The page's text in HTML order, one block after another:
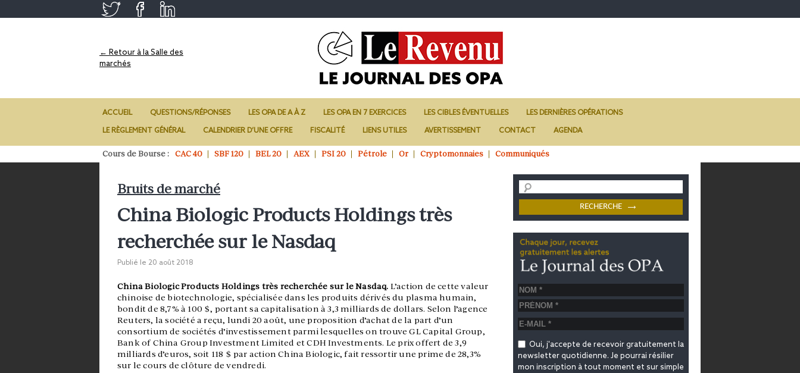
← Retour à la Salle des
marchés
ACCUEIL QUESTIONS/RÉPONSES LES OPA DE A À Z LES OPA EN 7 EXERCICES LES CIBLES ÉVENTUELLES LES DERNIÈRES OPÉRATIONS
LE RÈGLEMENT GÉNÉRAL CALENDRIER D’UNE OFFRE FISCALITÉ LIENS UTILES AVERTISSEMENT CONTACT AGENDA
Cours de Bourse : CAC 40 SBF 120 BEL 20 AEX PSI 20 Pétrole Or Cryptomonnaies Communiqués
Bruits de marché
China Biologic Products Holdings très
recherchée sur le Nasdaq
Publié le 20 août 2018
China Biologic Products Holdings très recherchée sur le Nasdaq. L’action de cette valeur
chinoise de biotechnologie, spécialisée dans les produits dérivés du plasma humain,
bondit de 8,7% à 100 $, portant sa capitalisation à 3,3 milliards de dollars. Selon l’agence
Reuters, la société a reçu, lundi 20 août, une proposition d’achat de la part d’un
consortium de sociétés d’investissement parmi lesquelles on trouve GL Capital Group,
Bank of China Group Investment Limited et CDH Investments. Le prix offert de 3,9
milliards d’euros, soit 118 $ par action China Biologic, fait ressortir une prime de 28,3%
sur le cours de clôture de vendredi.
Oui, j'accepte de recevoir gratuitement la
newsletter quotidienne. Je pourrai résilier
mon inscription à tout moment et sur simple